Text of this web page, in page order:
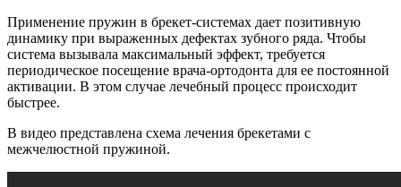
Применение пружин в брекет-системах дает позитивную
динамику при выраженных дефектах зубного ряда. Чтобы
система вызывала максимальный эффект, требуется
периодическое посещение врача-ортодонта для ее постоянной
активации. В этом случае лечебный процесс происходит
быстрее.
В видео представлена схема лечения брекетами с
межчелюстной пружиной.